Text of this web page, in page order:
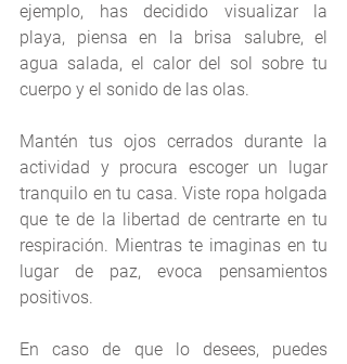
ejemplo, has decidido visualizar la
playa, piensa en la brisa salubre, el
agua salada, el calor del sol sobre tu
cuerpo y el sonido de las olas.
Mantén tus ojos cerrados durante la
actividad y procura escoger un lugar
tranquilo en tu casa. Viste ropa holgada
que te de la libertad de centrarte en tu
respiración. Mientras te imaginas en tu
lugar de paz, evoca pensamientos
positivos.
En caso de que lo desees, puedes